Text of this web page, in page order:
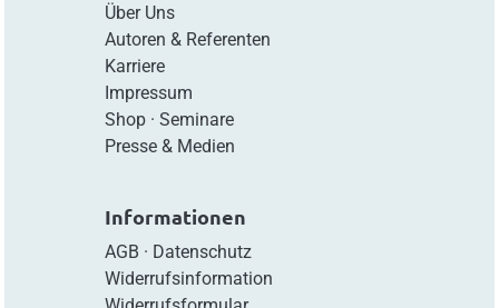
Über Uns
Autoren & Referenten
Karriere
Impressum
Shop· Seminare
Presse & Medien
Informationen
AGB · Datenschutz
Widerrufsinformation